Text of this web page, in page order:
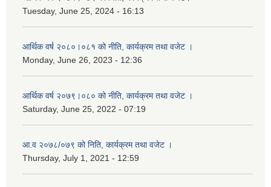
Tuesday, June 25, 2024 - 16:13
आर्थिक वर्ष २०८०।०८१ को नीति, कार्यक्रम तथा वजेट ।
Monday, June 26, 2023 - 12:36
आर्थिक वर्ष २०७९।०८० को नीति, कार्यक्रम तथा वजेट ।
Saturday, June 25, 2022 - 07:19
आ.व २०७८/०७९ को निति, कार्यक्रम तथा वजेट ।
Thursday, July 1, 2021 - 12:59